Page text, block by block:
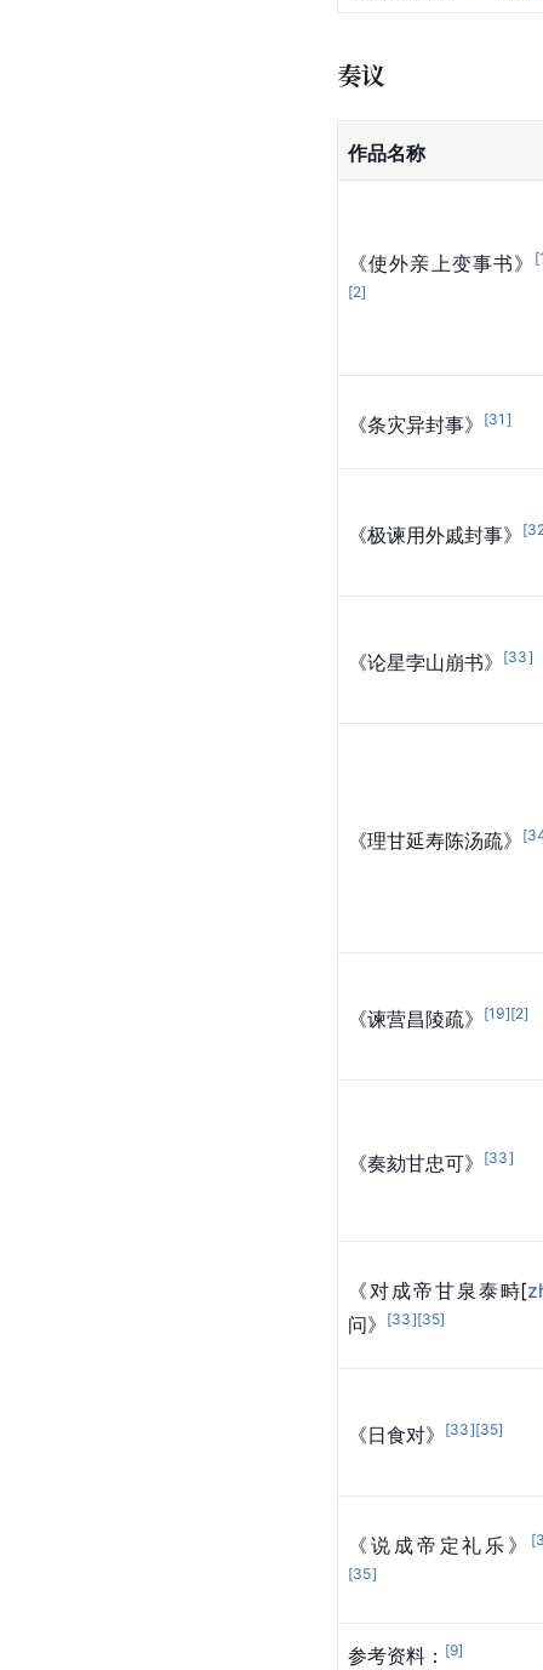
奏议
作品名称
《使外亲上变事书》 [
[2]
《条灾异封事》 [31 ]
《极谏用外戚封事》 [
《论星孛山崩书》 [33]
《理甘延寿陈汤疏》 [
《谏营昌陵疏》 [19][2]
《奏劾甘忠可》 [33]
《对成帝甘泉泰畤[
问》
[33][35]
《日食对》 [33][35]
《说成帝定礼乐》 [
[35]
参考资料： [9]